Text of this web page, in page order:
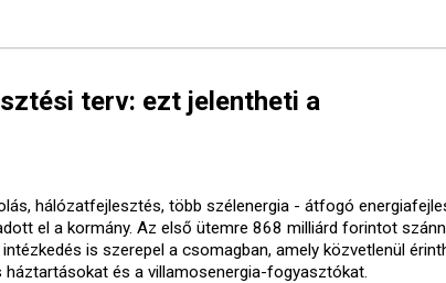
terv: ezt jelentheti a
hálózatfejlesztés, több szélenergia - átfogó
el a kormány. Az első ütemre 868 milliárd forintot
is szerepel a csomagban, amely közvetlenül
háztartásokat és a villamosenergia-fogyasztókat.